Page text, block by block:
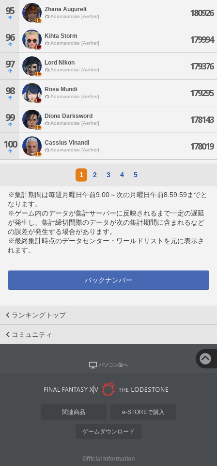
95 Zhana Augurelt
Adamantoise [Aether] 180926
96 Kihta Storm
Adamantoise [Aether] 179994
97 Lord Nikon
Adamantoise [Aether] 179376
98 Rosa Mundi
Adamantoise [Aether] 179295
99 Dione Darksword
Adamantoise [Aether] 178143
100 Cassius Vinandi
Adamantoise [Aether] 178019
1 2 3 4 5
※集計期間は毎週月曜日午前9:00～次の月曜日午前8:59:59までと
なります。
※ゲーム内のデータが集計サーバーに反映されるまで一定の遅延
が発生し、集計締切間際のデータが次の集計期間に含まれるなど
の誤差が発生する場合があります。
※最終集計時点のデータセンター・ワールドリストを元に表示さ
れます。
バックナンバー
ランキングトップ
コミュニティ
パソコン版へ
関連商品 e-STOREで購入
ゲームダウンロード
Official Information